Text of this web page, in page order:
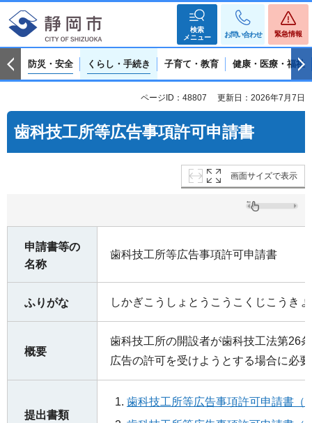
検索
メニュー
お問い合わせ 緊急情報
防災・安全 くらし・手続き 子育て・教育 健康・医療・福祉
ページID：48807 更新日：2026年7月7日
歯科技工所等広告事項許可申請書
画面サイズで表示
申請書等の
名称
歯科技工所等広告事項許可申請書
ふりがな しかぎこうしょとうこうこくじこうき
概要
歯科技工所の開設者が歯科技工法第26
広告の許可を受けようとする場合に必
提出書類
歯科技工所等広告事項許可申請書（